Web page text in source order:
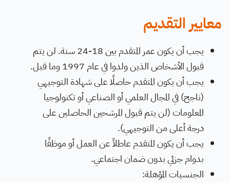
معايير التقديم
يجب أن يكون عمر المتقدم بين 18-24 سنة. لن يتم
قبول الأشخاص الذين ولدوا في عام 1997 وما قبل.
يجب أن يكون المتقدم حاصلًا على شهادة التوجيهي
(ناجح) في المجال العلمي أو الصناعي أو تكنولوجيا
المعلومات (لن يتم قبول المرشحين الحاصلين على
درجة أعلى من التوجيهي).
يجب أن يكون المتقدم عاطلاً عن العمل أو موظفًا
بدوام جزئي بدون ضمان اجتماعي.
الجنسيات المؤهلة: